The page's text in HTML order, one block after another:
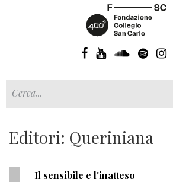
Editori: Queriniana
Il sensibile e l'inatteso